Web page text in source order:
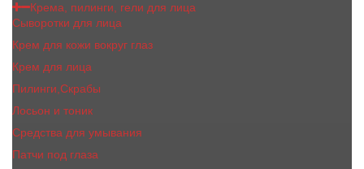
Крема, пилинги, гели для лица
Сыворотки для лица
Крем для кожи вокруг глаз
Крем для лица
Пилинги,Скрабы
Лосьон и тоник
Средства для умывания
Патчи под глаза